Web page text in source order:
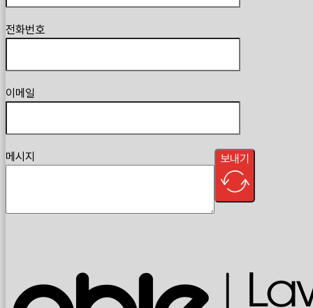
전화번호
이메일
메시지 보내기